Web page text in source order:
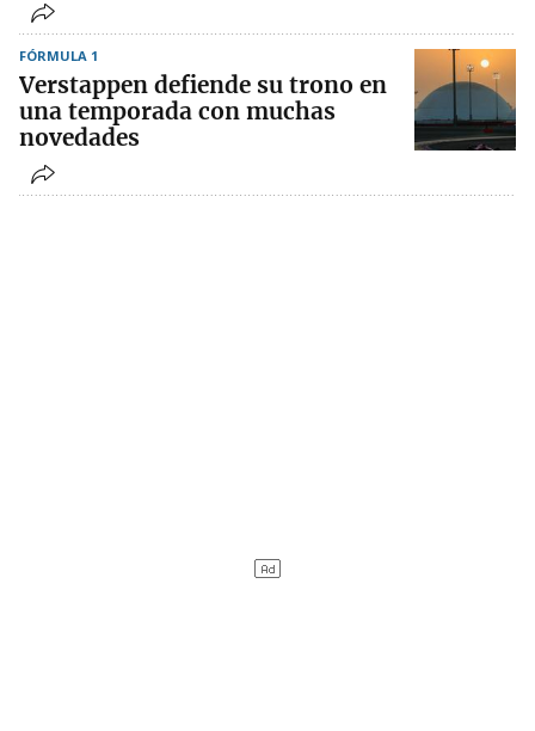
FÓRMULA 1
Verstappen defiende su trono en
una temporada con muchas
novedades